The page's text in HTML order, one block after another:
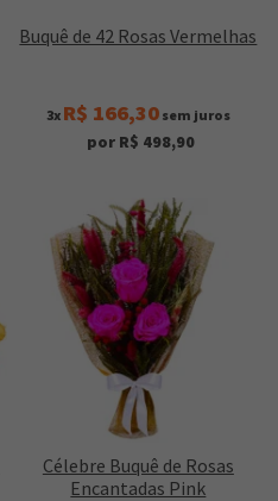
Buquê de 42 Rosas Vermelhas
3x R$ 166,30sem juros
por R$ 498,90
Célebre Buquê de Rosas
Encantadas Pink